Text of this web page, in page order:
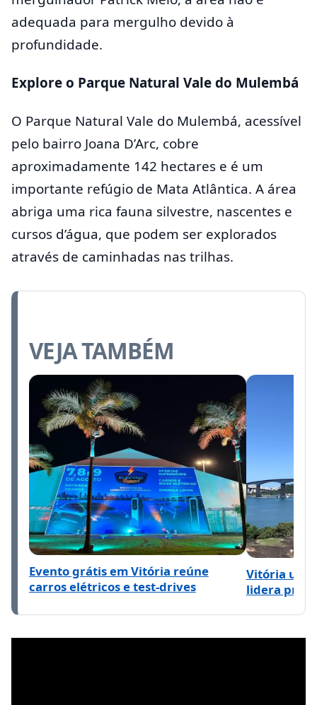
adequada para mergulho devido à
profundidade.
Explore o Parque Natural Vale do Mulembá
O Parque Natural Vale do Mulembá, acessível
pelo bairro Joana D’Arc, cobre
aproximadamente 142 hectares e é um
importante refúgio de Mata Atlântica. A área
abriga uma rica fauna silvestre, nascentes e
cursos d’água, que podem ser explorados
através de caminhadas nas trilhas.
VEJA TAMBÉM
Evento grátis em Vitória reúne
carros elétricos e test-drives
Vitória
lidera